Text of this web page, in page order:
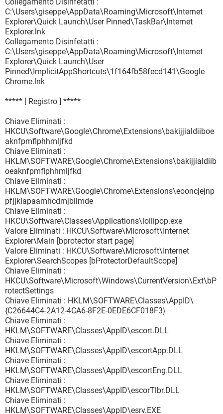
C:\Users\giseppe\AppData\Roaming\Microsoft\Internet
Explorer\Quick Launch\User Pinned\TaskBar\Internet
Explorer.lnk
Collegamento Disinfetatti :
C:\Users\giseppe\AppData\Roaming\Microsoft\Internet
Explorer\Quick Launch\User
Pinned\ImplicitAppShortcuts\1f164fb58fecd141\Google
Chrome.lnk
***** [ Registro ] *****
Chiave Eliminati :
HKCU\Software\Google\Chrome\Extensions\bakijjialdiiboe
aknfpmflphhmljfkd
Chiave Eliminati :
HKLM\SOFTWARE\Google\Chrome\Extensions\bakijjialdiib
oeaknfpmflphhmljfkd
Chiave Eliminati :
HKLM\SOFTWARE\Google\Chrome\Extensions\eooncjejnp
pfjjklapaamhcdmjbilmde
Chiave Eliminati :
HKCU\Software\Classes\Applications\lollipop.exe
Valore Eliminati : HKCU\Software\Microsoft\Internet
Explorer\Main [bprotector start page]
Valore Eliminati : HKCU\Software\Microsoft\Internet
Explorer\SearchScopes [bProtectorDefaultScope]
Chiave Eliminati :
HKCU\Software\Microsoft\Windows\CurrentVersion\Ext\bP
rotectSettings
Chiave Eliminati : HKLM\SOFTWARE\Classes\AppID\
{C26644C4-2A12-4CA6-8F2E-0EDE6CF018F3}
Chiave Eliminati :
HKLM\SOFTWARE\Classes\AppID\escort.DLL
Chiave Eliminati :
HKLM\SOFTWARE\Classes\AppID\escortApp.DLL
Chiave Eliminati :
HKLM\SOFTWARE\Classes\AppID\escortEng.DLL
Chiave Eliminati :
HKLM\SOFTWARE\Classes\AppID\escorTlbr.DLL
Chiave Eliminati :
HKLM\SOFTWARE\Classes\AppID\esrv.EXE